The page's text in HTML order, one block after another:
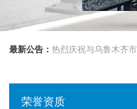
最新公告： 热烈庆祝与乌鲁木齐
荣誉资质